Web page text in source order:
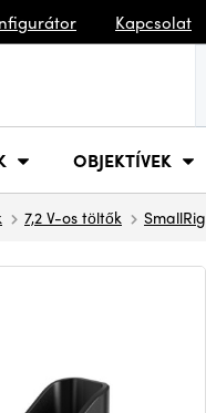
Kapcsolat
OBJEKTÍVEK
7,2 V-os töltők SmallRig